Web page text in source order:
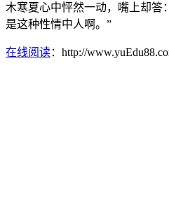
木寒夏心中怦然一动，嘴上却答
是这种性情中人啊。”
在线阅读：http://